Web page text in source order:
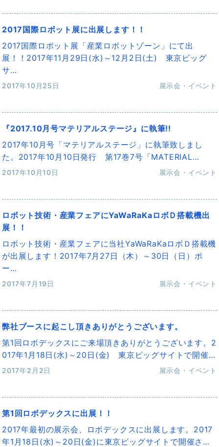
2017国際ロボット展に出展します！！
2017国際ロボット展「産業ロボットゾーン」にて出
展！！2017年11月29日(水)～12月2日(土) 東京ビッグ
サ…
2017年10月25日 展示会・イベント
『2017.10月号マテリアルステージ』に執筆!!
2017年10月号「マテリアルステージ」に執筆致しまし
た。2017年10月10日発行 第17巻7号「MATERIAL…
2017年10月10日 展示会・イベント
ロボット技術・産業フェアにYaWaRaKaロボＤ搭載機出
展！！
ロボット技術・産業フェアに当社YaWaRaKaロボＤ搭載機
が出展します！2017年7月27日（木）～30日（日）ポ
ー…
2017年7月19日 展示会・イベント
弊社ブースに起こし頂きありがとうございます。
第1回ロボデックスにご来場頂きありがとうございます。2
017年1月18日(水)～20日(金) 東京ビッグサイトで開催…
2017年2月2日 展示会・イベント
第1回ロボデックスに出展！！
2017年最初の展示会、ロボデックスに出展します。2017
年1月18日(水)～20日(金)に東京ビッグサイトで開催さ…